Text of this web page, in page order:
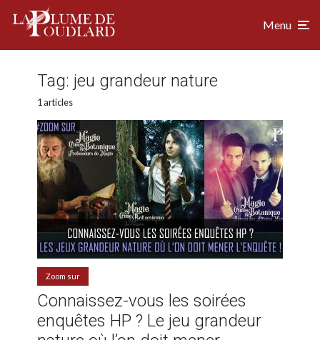
Menu
Tag: jeu grandeur nature
1 articles
Zoom sur
Connaissez-vous les soirées
enquêtes HP ? Le jeu grandeur